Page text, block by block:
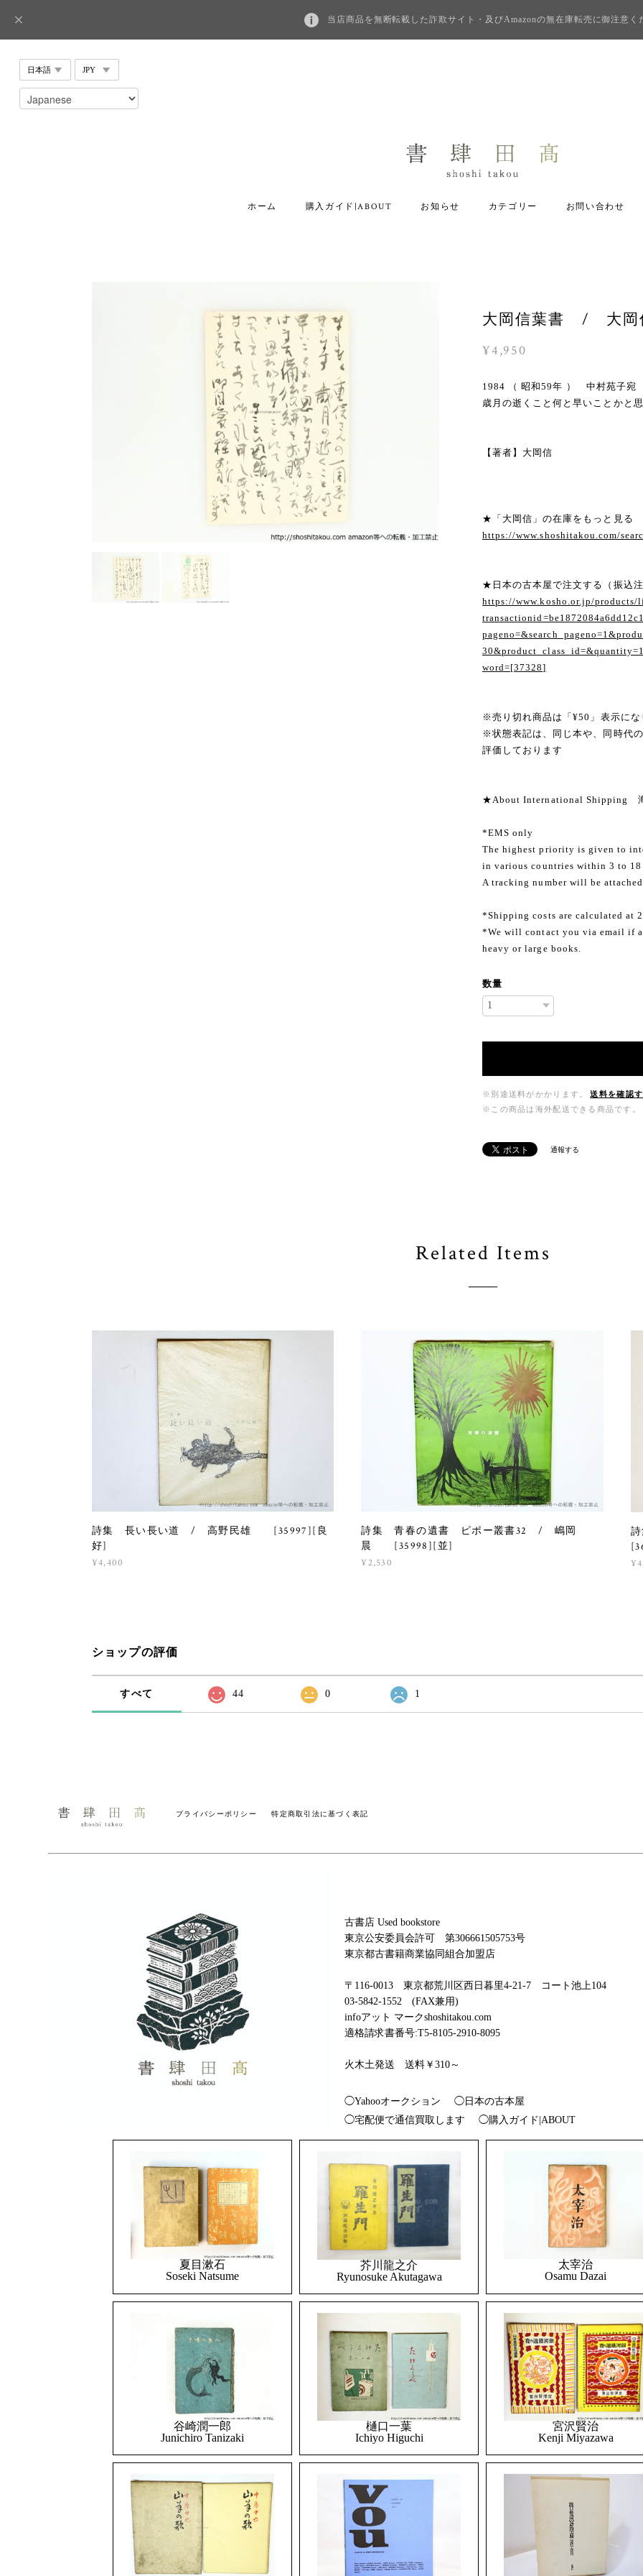
当店商品を無断転載した詐欺サイト・及びAmazonの無在庫転売に御注意く
ホーム 購入ガイド|ABOUT お知らせ カテゴリー お問い合わせ
大岡信葉書 / 大
¥4,950
1984 （ 昭和59年 ） 中村苑子
歳月の逝くこと何と早いこと
【著者】大岡信
★「大岡信」の在庫をもっと見る
https://www.shoshitakou.com/
★日本の古本屋で注文する（振込
https://www.kosho.or.jp/products/
word=[37328]
※売り切れ商品は「¥50」表示にな
※状態表記は、同じ本や、同時代
評価しております
★About International Shipping
*EMS only
The highest priority is given to
in various countries within 3 to 18
A tracking number will be attached.
*Shipping costs are calculated at
*We will contact you via email if
heavy or large books.
数量
※別途送料がかかります。
送料を確認す
※この商品は海外配送できる商品です。
通報する
Related Items
詩集 長い長い道 / 高野民雄 [35997][良
好]
¥4,400
詩集 青春の遺書 ピポー叢書32 / 嶋岡
晨 [35998][並]
¥2,530
ショップの評価
すべて 44 0 1
プライバシーポリシー 特定商取引法に基づく表記
古書店 Used bookstore
東京公安委員会許可 第306661505753号
東京都古書籍商業協同組合加盟店
〒116-0013 東京都荒川区西日暮里4-21-7 コート池上104
03-5842-1552 (FAX兼用)
infoアット マークshoshitakou.com
適格請求書番号:T5-8105-2910-8095
火木土発送 送料￥310～
◯Yahooオークション
◯日本の古本屋
◯宅配便で通信買取します
◯購入ガイド|ABOUT
夏目漱石
Soseki Natsume
芥川龍之介
Ryunosuke Akutagawa
太宰治
Osamu Dazai
谷崎潤一郎
Junichiro Tanizaki
樋口一葉
Ichiyo Higuchi
宮沢賢治
Kenji Miyazawa